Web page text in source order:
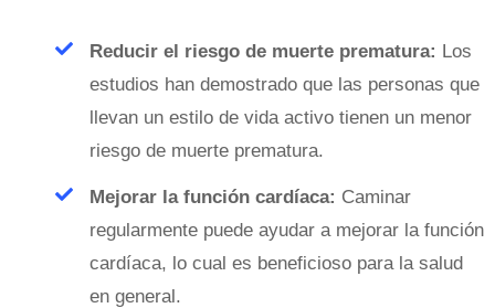
Reducir el riesgo de muerte prematura: Los
estudios han demostrado que las personas que
llevan un estilo de vida activo tienen un menor
riesgo de muerte prematura.
Mejorar la función cardíaca: Caminar
regularmente puede ayudar a mejorar la función
cardíaca, lo cual es beneficioso para la salud
en general.